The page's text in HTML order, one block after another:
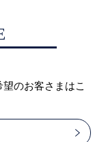
のお客さまはこ